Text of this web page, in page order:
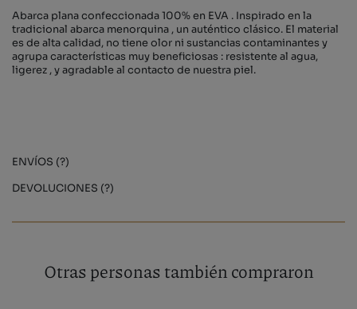
Abarca plana confeccionada 100% en EVA . Inspirado en la
tradicional abarca menorquina , un auténtico clásico. El material
es de alta calidad, no tiene olor ni sustancias contaminantes y
agrupa características muy beneficiosas : resistente al agua,
ligerez , y agradable al contacto de nuestra piel.
ENVÍOS (?)
DEVOLUCIONES (?)
Otras personas también compraron